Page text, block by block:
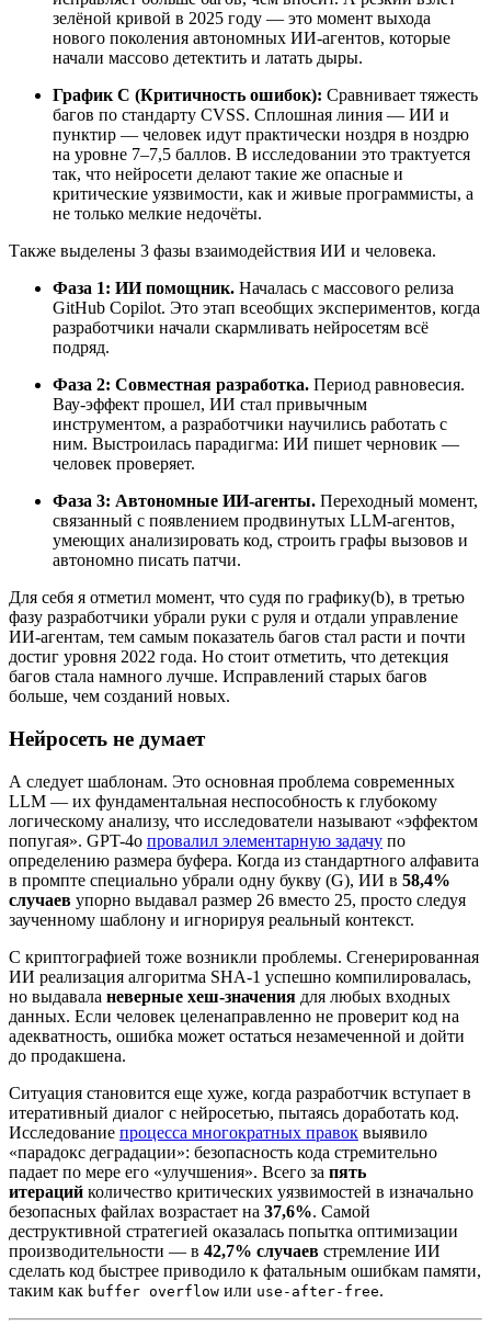
зелёной кривой в 2025 году — это момент выхода
нового поколения автономных ИИ-агентов, которые
начали массово детектить и латать дыры.
График C (Критичность ошибок): Сравнивает тяжесть
багов по стандарту CVSS. Сплошная линия — ИИ и
пунктир — человек идут практически ноздря в ноздрю
на уровне 7–7,5 баллов. В исследовании это трактуется
так, что нейросети делают такие же опасные и
критические уязвимости, как и живые программисты, а
не только мелкие недочёты.
Также выделены 3 фазы взаимодействия ИИ и человека.
Фаза 1: ИИ помощник. Началась с массового релиза
GitHub Copilot. Это этап всеобщих экспериментов, когда
разработчики начали скармливать нейросетям всё
подряд.
Фаза 2: Совместная разработка. Период равновесия.
Вау-эффект прошел, ИИ стал привычным
инструментом, а разработчики научились работать с
ним. Выстроилась парадигма: ИИ пишет черновик —
человек проверяет.
Фаза 3: Автономные ИИ-агенты. Переходный момент,
связанный с появлением продвинутых LLM-агентов,
умеющих анализировать код, строить графы вызовов и
автономно писать патчи.
Для себя я отметил момент, что судя по графику(b), в третью
фазу разработчики убрали руки с руля и отдали управление
ИИ-агентам, тем самым показатель багов стал расти и почти
достиг уровня 2022 года. Но стоит отметить, что детекция
багов стала намного лучше. Исправлений старых багов
больше, чем созданий новых.
Нейросеть не думает
А следует шаблонам. Это основная проблема современных
LLM — их фундаментальная неспособность к глубокому
логическому анализу, что исследователи называют «эффектом
попугая». GPT-4o провалил элементарную задачу по
определению размера буфера. Когда из стандартного алфавита
в промпте специально убрали одну букву (G), ИИ в 58,4%
случаев упорно выдавал размер 26 вместо 25, просто следуя
заученному шаблону и игнорируя реальный контекст.
С криптографией тоже возникли проблемы. Сгенерированная
ИИ реализация алгоритма SHA-1 успешно компилировалась,
но выдавала неверные хеш-значения для любых входных
данных. Если человек целенаправленно не проверит код на
адекватность, ошибка может остаться незамеченной и дойти
до продакшена.
Ситуация становится еще хуже, когда разработчик вступает в
итеративный диалог с нейросетью, пытаясь доработать код.
Исследование процесса многократных правок выявило
«парадокс деградации»: безопасность кода стремительно
падает по мере его «улучшения». Всего за пять
итераций количество критических уязвимостей в изначально
безопасных файлах возрастает на 37,6%. Самой
деструктивной стратегией оказалась попытка оптимизации
производительности — в 42,7% случаев стремление ИИ
сделать код быстрее приводило к фатальным ошибкам памяти,
таким как buffer overflow или use-after-free.